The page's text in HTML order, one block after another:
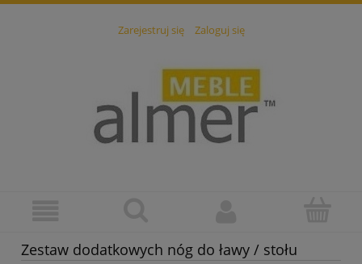
Zarejestruj się Zaloguj się
Zestaw dodatkowych nóg do ławy / stołu